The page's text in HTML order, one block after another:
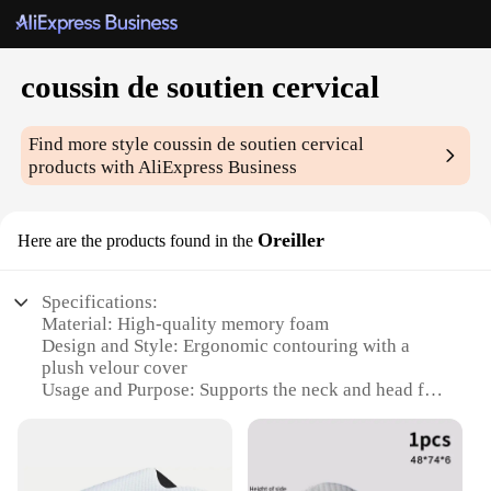
coussin de soutien cervical
Find more stylecoussin de soutien cervical
products with AliExpress Business
Here are the products found in the Oreiller
Specifications:
Material: High-quality memory foam
Design and Style: Ergonomic contouring with a
plush velour cover
Usage and Purpose: Supports the neck and head for
Performance and Property: Resilient and durable for
Shape or Size or Weight or Quantity: Compact and